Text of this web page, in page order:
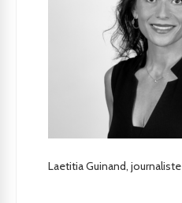
Laetitia Guinand, journaliste